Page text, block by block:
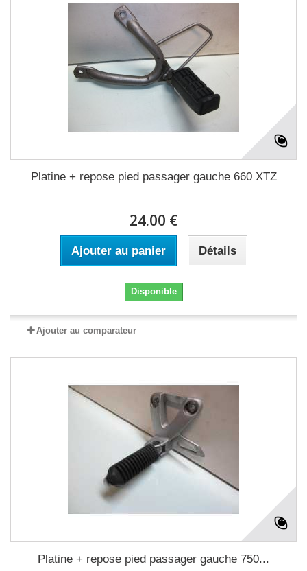
Platine + repose pied passager gauche 660 XTZ
24.00 €
Ajouter au panier Détails
Disponible
Ajouter au comparateur
Platine + repose pied passager gauche 750...